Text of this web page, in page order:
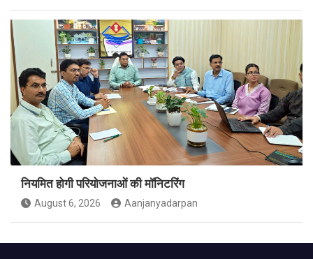
नियमित होगी परियोजनाओं की मॉनिटरिंग
August 6, 2026 Aanjanyadarpan